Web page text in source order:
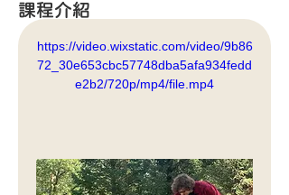
課程介紹
https://video.wixstatic.com/video/9b86
72_30e653cbc57748dba5afa934fedd
e2b2/720p/mp4/file.mp4